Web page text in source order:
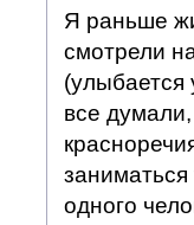
Я раньше
смотрели
все
одного